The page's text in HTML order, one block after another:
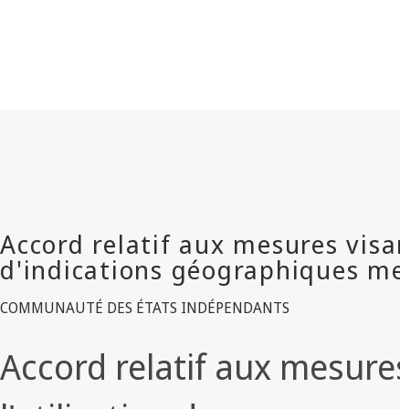
COMMUNAUTÉ DES ÉTATS INDÉPENDANTS
Accord relatif aux